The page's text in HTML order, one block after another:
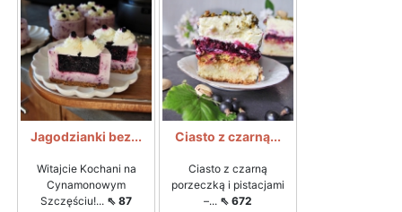
Jagodzianki bez...
Witajcie Kochani na
Cynamonowym
Szczęściu!... ⇖ 87
Ciasto z czarną...
Ciasto z czarną
porzeczką i pistacjami
–... ⇖ 672